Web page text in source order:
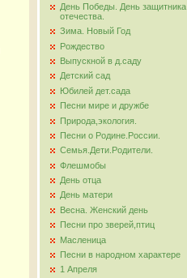
День Победы. День защитника
отечества.
Зима. Новый Год
Рождество
Выпускной в д.саду
Детский сад
Юбилей дет.сада
Песни мире и дружбе
Природа,экология.
Песни о Родине.России.
Семья.Дети.Родители.
Флешмобы
День отца
День матери
Весна. Женский день
Песни про зверей,птиц
Масленица
Песни в народном характере
1 Апреля